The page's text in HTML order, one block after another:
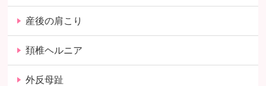
産後の肩こり
頚椎ヘルニア
外反母趾